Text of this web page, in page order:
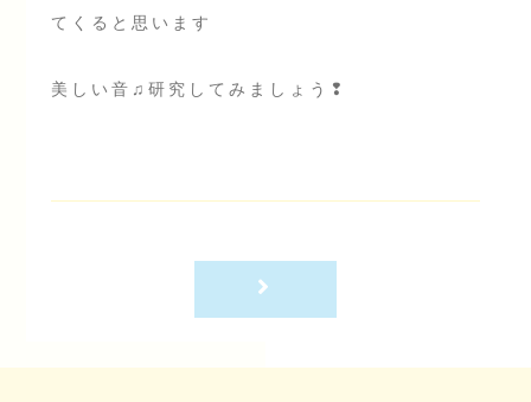
てくると思います
美しい音♫研究してみましょう❢